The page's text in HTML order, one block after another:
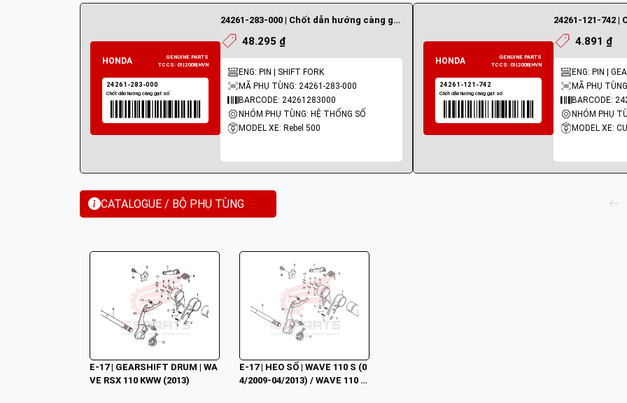
24261-283-000 | Chốt dẫn hướng càng gạt số
48.295 ₫
ENG: PIN | SHIFT FORK
MÃ PHỤ TÙNG: 24261-283-000
BARCODE: 24261283000
NHÓM PHỤ TÙNG: HỆ THỐNG SỐ
MODEL XE: Rebel 500
4.891 ₫
ENG: PIN |
MÃ PHỤ
BARCODE:
NHÓM PHỤ
CATALOGUE / BỘ PHỤ TÙNG
E-17 | GEARSHIFT DRUM | WA
VE RSX 110 KWW (2013)
E-17 | HEO SỐ | WAVE 110 S (0
4/2009-04/2013) / WAVE 110 R